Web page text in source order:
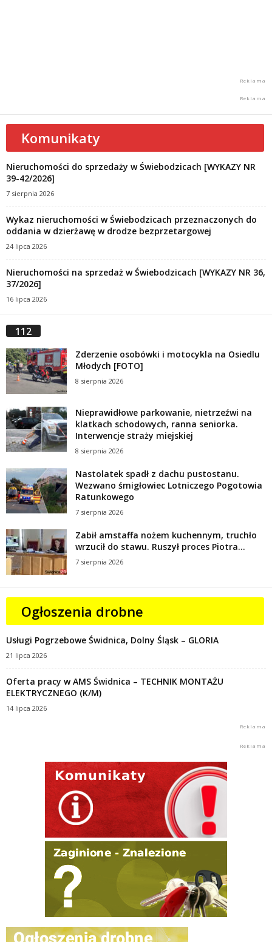
Komunikaty
Nieruchomości do sprzedaży w Świebodzicach [WYKAZY NR
39-42/2026]
7 sierpnia 2026
Wykaz nieruchomości w Świebodzicach przeznaczonych do
oddania w dzierżawę w drodze bezprzetargowej
24 lipca 2026
Nieruchomości na sprzedaż w Świebodzicach [WYKAZY NR 36,
37/2026]
16 lipca 2026
112
Zderzenie osobówki i motocykla na Osiedlu
Młodych [FOTO]
8 sierpnia 2026
Nieprawidłowe parkowanie, nietrzeźwi na
klatkach schodowych, ranna seniorka.
Interwencje straży miejskiej
8 sierpnia 2026
Nastolatek spadł z dachu pustostanu.
Wezwano śmigłowiec Lotniczego Pogotowia
Ratunkowego
7 sierpnia 2026
Zabił amstaffa nożem kuchennym, truchło
wrzucił do stawu. Ruszył proces Piotra...
7 sierpnia 2026
Ogłoszenia drobne
Usługi Pogrzebowe Świdnica, Dolny Śląsk – GLORIA
21 lipca 2026
Oferta pracy w AMS Świdnica – TECHNIK MONTAŻU
ELEKTRYCZNEGO (K/M)
14 lipca 2026